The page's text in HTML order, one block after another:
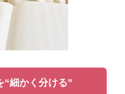
細かく分ける”